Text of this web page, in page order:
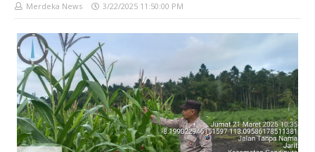
Merdeka News 3/22/2025 11:50:00 PM